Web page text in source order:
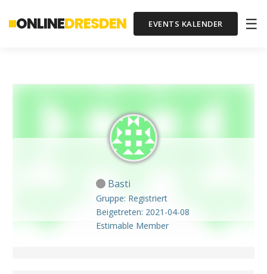
ONLINEDRESDEN EVENTS KALENDER ☰
Basti
Gruppe: Registriert
Beigetreten: 2021-04-08
Estimable Member